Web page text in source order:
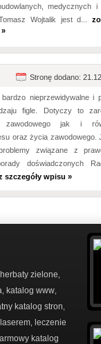
medycznych i
Wojtalik jest d...
»
Stronę dodano:
nieprzewidywalne i
figle. Dotyczy to
zawodowego jak i
oraz życia zawodowego.
związane z
doświadczonych
szczegóły wpisu »
herbaty zielone
katalog www
katalog stron
leczenie
katalog